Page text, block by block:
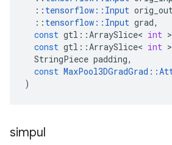
:: tensorflow :: Input
:: tensorflow :: Input grad,
const gtl ::ArraySlice< int >
const gtl ::ArraySlice< int >
StringPiece padding,
const MaxPool3DGradGrad ::
)
simpul